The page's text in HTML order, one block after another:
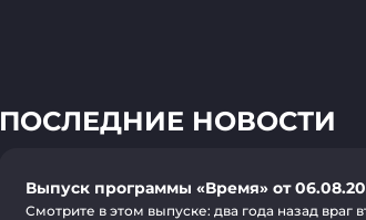
ПОСЛЕДНИЕ НОВОСТИ
Выпуск программы «Время» от
Смотрите в этом выпуске: два года назад враг